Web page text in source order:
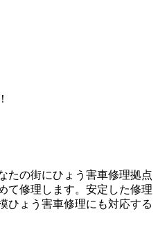
たの街にひょう害車修理拠点
て修理します。安定した修理
ひょう害車修理にも対応する